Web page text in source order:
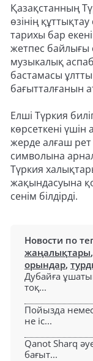
Қазақстанның
өзінің
тарихы бар
жетпес байлығы
музыкалық
бастамасы
бағытталғанын
Елші Түркия
көрсеткені
жерде алғаш
символына
Түркия
жақындасуына
сенім білдірді.
Новости по
жаңалықтары,
орындар,
Дубайға
тоқ...
Пойызда
не іс...
Qanot Sharq
бағыт...